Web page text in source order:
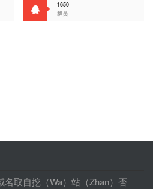
1650
群员
取自挖（Wa）站（Zhan）否